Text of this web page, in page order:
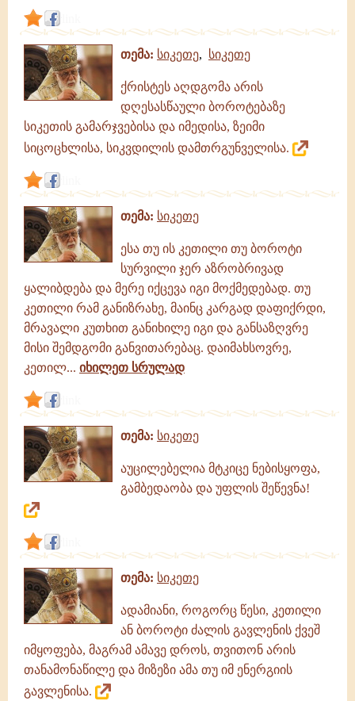
თემა: სიკეთე, სიკეთე
ქრისტეს აღდგომა არის
დღესასწაული ბოროტებაზე
სიკეთის გამარჯვებისა და იმედისა, ზეიმი
სიცოცხლისა, სიკვდილის დამთრგუნველისა.
თემა: სიკეთე
ესა თუ ის კეთილი თუ ბოროტი
სურვილი ჯერ აზრობრივად
ყალიბდება და მერე იქცევა იგი მოქმედებად. თუ
კეთილი რამ განიზრახე, მაინც კარგად დაფიქრდი,
მრავალი კუთხით განიხილე იგი და განსაზღვრე
მისი შემდგომი განვითარებაც. დაიმახსოვრე,
კეთილ... იხილეთ სრულად
თემა: სიკეთე
აუცილებელია მტკიცე ნებისყოფა,
გამბედაობა და უფლის შეწევნა!
თემა: სიკეთე
ადამიანი, როგორც წესი, კეთილი
ან ბოროტი ძალის გავლენის ქვეშ
იმყოფება, მაგრამ ამავე დროს, თვითონ არის
თანამონაწილე და მიზეზი ამა თუ იმ ენერგიის
გავლენისა.